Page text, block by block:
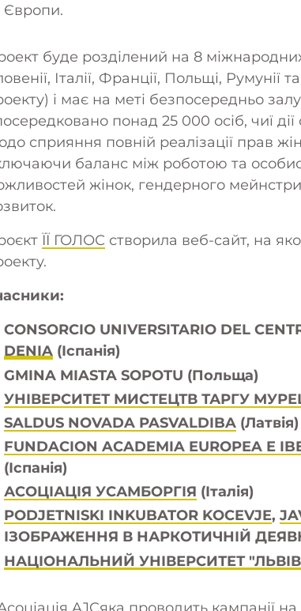
Європи.
буде розділений на 8 міжнародних
Італії, Франції, Польщі, Румунії
і має на меті безпосередньо
понад 25 000 осіб, чиї
сприяння повній реалізації прав
баланс між роботою та
жінок, гендерного
ЇЇ ГОЛОС створила веб-сайт, на
CONSORCIO UNIVERSITARIO DEL
DENIA (Іспанія)
GMINA MIASTA SOPOTU (Польща)
УНІВЕРСИТЕТ МИСТЕЦТВ ТАРГУ
SALDUS NOVADA PASVALDIBA (Латвія)
FUNDACION ACADEMIA EUROPEA E
(Іспанія)
АСОЦІАЦІЯ УСАМБОРГІЯ (Італія)
PODJETNISKI INKUBATOR KOCEVJE,
ІЗОБРАЖЕННЯ В НАРКОТИЧНІЙ
НАЦІОНАЛЬНИЙ УНІВЕРСИТЕТ